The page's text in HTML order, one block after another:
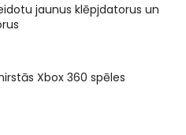
jaunus klēpjdatorus un
Xbox 360 spēles